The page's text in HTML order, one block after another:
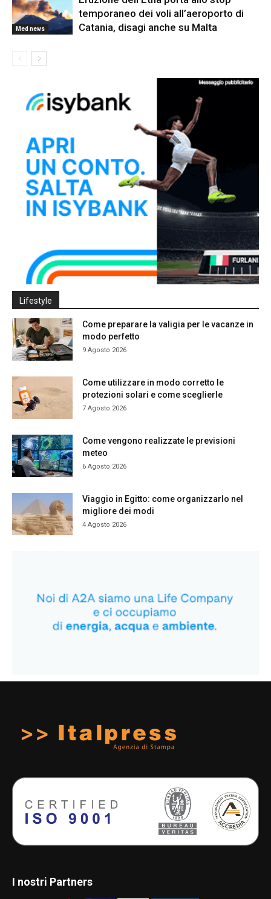
Med news
temporaneo dei voli all’aeroporto di
Catania, disagi anche su Malta
Lifestyle
Come preparare la valigia per le vacanze in
modo perfetto
9 Agosto 2026
Come utilizzare in modo corretto le
protezioni solari e come sceglierle
7 Agosto 2026
Come vengono realizzate le previsioni
meteo
6 Agosto 2026
Viaggio in Egitto: come organizzarlo nel
migliore dei modi
4 Agosto 2026
I nostri Partners